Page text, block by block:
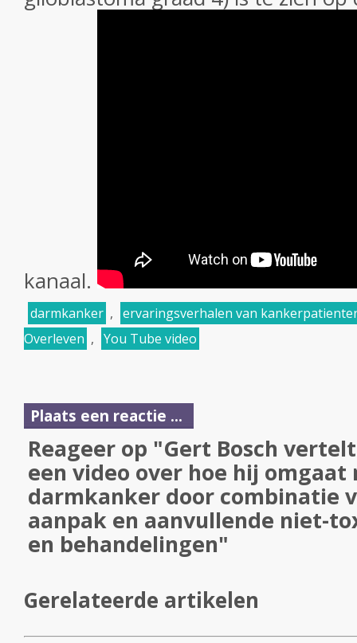
kanaal.
darmkanker , ervaringsverhalen van
Overleven , You Tube video
Plaats een reactie ...
Reageer op "Gert Bosch
een video over hoe hij omgaat
darmkanker door combinatie
aanpak en aanvullende niet-
en behandelingen"
Gerelateerde artikelen